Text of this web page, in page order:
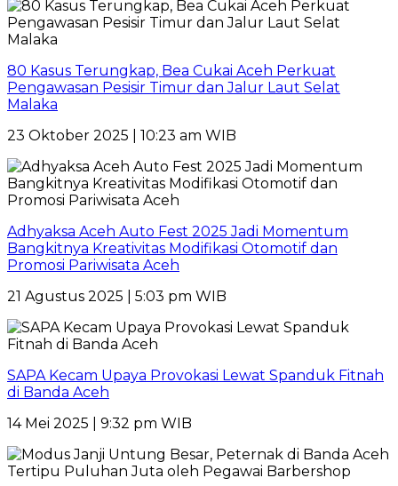
80 Kasus Terungkap, Bea Cukai Aceh Perkuat
Pengawasan Pesisir Timur dan Jalur Laut Selat
Malaka
23 Oktober 2025 | 10:23 am WIB
Adhyaksa Aceh Auto Fest 2025 Jadi Momentum
Bangkitnya Kreativitas Modifikasi Otomotif dan
Promosi Pariwisata Aceh
21 Agustus 2025 | 5:03 pm WIB
SAPA Kecam Upaya Provokasi Lewat Spanduk Fitnah
di Banda Aceh
14 Mei 2025 | 9:32 pm WIB